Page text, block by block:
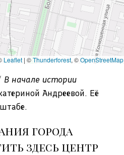
Leaflet | ©Thunderforest, ©OpenStreetMap
В начале истории
Андреевой. Её
города
здесь центр